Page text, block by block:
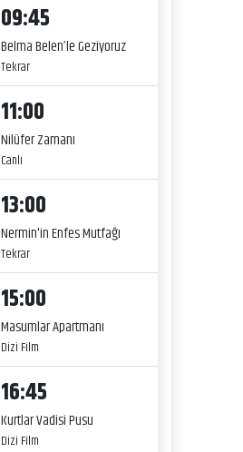
09:45
Belma Belen’le Geziyoruz
Tekrar
11:00
Nilüfer Zamanı
Canlı
13:00
Nermin'in Enfes Mutfağı
Tekrar
15:00
Masumlar Apartmanı
Dizi Film
16:45
Kurtlar Vadisi Pusu
Dizi Film